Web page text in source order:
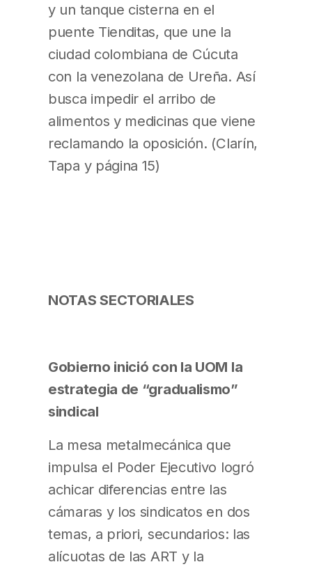
y un tanque cisterna en el
puente Tienditas, que une la
ciudad colombiana de Cúcuta
con la venezolana de Ureña. Así
busca impedir el arribo de
alimentos y medicinas que viene
reclamando la oposición. (Clarín,
Tapa y página 15)
NOTAS SECTORIALES
Gobierno inició con la UOM la
estrategia de “gradualismo”
sindical
La mesa metalmecánica que
impulsa el Poder Ejecutivo logró
achicar diferencias entre las
cámaras y los sindicatos en dos
temas, a priori, secundarios: las
alícuotas de las ART y la